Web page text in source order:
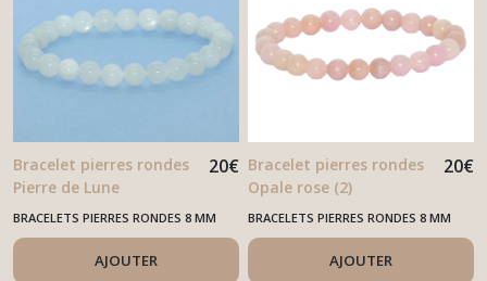
Bracelet pierres rondes
Pierre de Lune
20€
BRACELETS PIERRES RONDES 8 MM
AJOUTER
Bracelet pierres rondes
Opale rose (2)
20€
BRACELETS PIERRES RONDES 8 MM
AJOUTER